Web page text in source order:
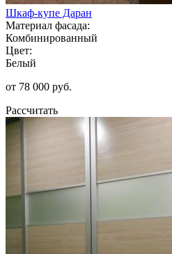
Шкаф-купе Даран
Материал фасада:
Комбинированный
Цвет:
Белый
от 78 000 руб.
Рассчитать